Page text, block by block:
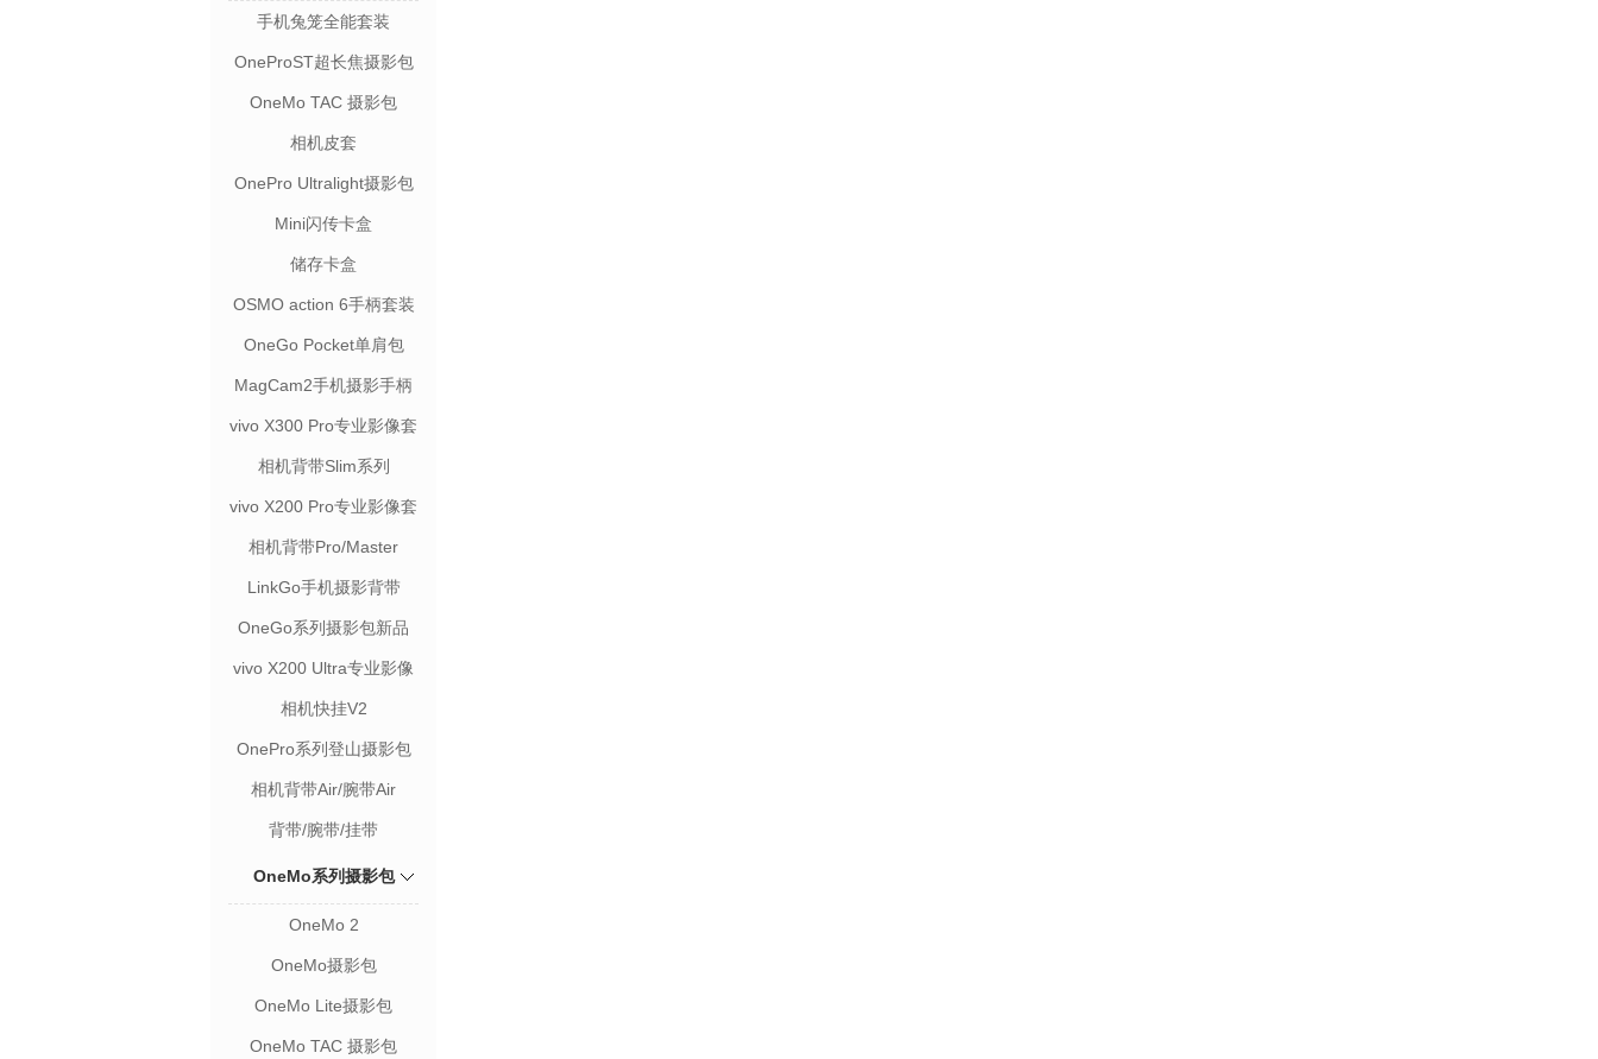
手机兔笼全能套装
OneProST超长焦摄影包
OneMo TAC 摄影包
相机皮套
OnePro Ultralight摄影包
Mini闪传卡盒
储存卡盒
OSMO action 6手柄套装
OneGo Pocket单肩包
MagCam2手机摄影手柄
vivo X300 Pro专业影像套
装
相机背带Slim系列
vivo X200 Pro专业影像套
相机背带Pro/Master
LinkGo手机摄影背带
OneGo系列摄影包新品
vivo X200 Ultra专业影像
套装
相机快挂V2
OnePro系列登山摄影包
相机背带Air/腕带Air
背带/腕带/挂带
OneMo系列摄影包
OneMo 2
OneMo摄影包
OneMo Lite摄影包
OneMo TAC 摄影包